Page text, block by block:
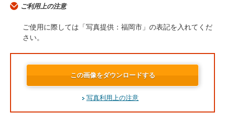
ご利用上の注意
ご使用に際しては「写真提供：福岡市」の表記を入れてくだ
さい。
この画像をダウンロードする
写真利用上の注意